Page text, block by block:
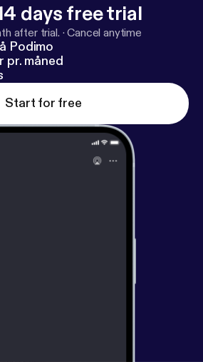
- meditationer fra hjertet *
'THE LONELY QUEERS'
empowerment, sensuality,
my life experience and the
days free trial
after trial. ·Cancel anytime
Podimo
pr. måned
Start for free